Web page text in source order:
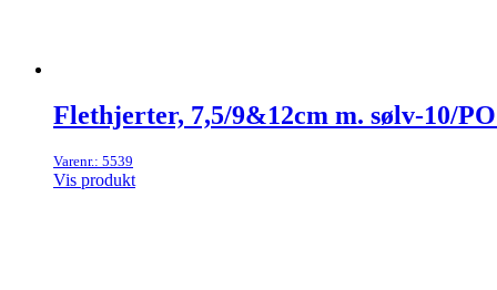
Flethjerter, 7,5/9&12cm m. sølv-10/
Varenr.: 5539
Vis produkt